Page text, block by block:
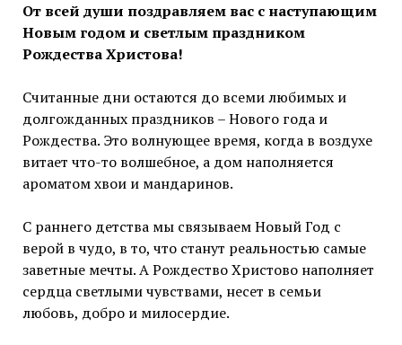
От всей души поздравляем вас с наступающим
Новым годом и светлым праздником
Рождества Христова!
Считанные дни остаются до всеми любимых и
долгожданных праздников – Нового года и
Рождества. Это волнующее время, когда в воздухе
витает что-то волшебное, а дом наполняется
ароматом хвои и мандаринов.
С раннего детства мы связываем Новый Год с
верой в чудо, в то, что станут реальностью самые
заветные мечты. А Рождество Христово наполняет
сердца светлыми чувствами, несет в семьи
любовь, добро и милосердие.